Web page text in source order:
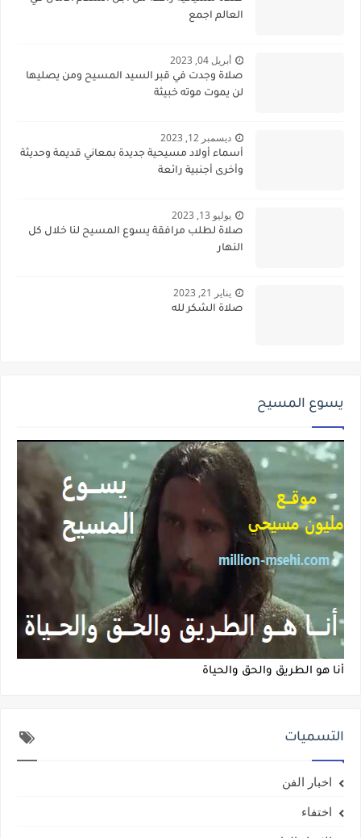
العالم اجمع
أبريل 04, 2023
صلاة وجدت في قبر السيد المسيح ومن يصليها
لن يموت موته خبيثة
ديسمبر 12, 2023
أسماء أولاد مسيحية جديدة بمعاني قديمة وحديثة
وأخرى أجنبية رائعة
يوليو 13, 2023
صلاة لطلب مرافقة يسوع المسيح لنا خلال كل
النهار
يناير 21, 2023
صلاة الشكر لله
يسوع المسيح
أنا هو الطريق والحق والحياة
التسميات
اخبار الفن
اختفاء